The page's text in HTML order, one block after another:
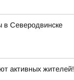
в Северодвинске
активных жителей!